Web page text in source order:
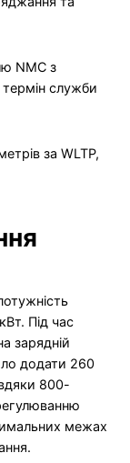
NMC з
служби
за WLTP,
Під час
зарядній
додати 260
800-
межах